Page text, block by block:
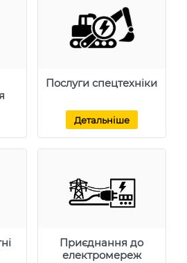
Послуги спецтехніки
Детальніше
Приєднання до
електромереж